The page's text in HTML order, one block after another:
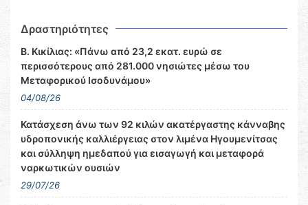
Δραστηριότητες
Β. Κικίλιας: «Πάνω από 23,2 εκατ. ευρώ σε
περισσότερους από 281.000 νησιώτες μέσω του
Μεταφορικού Ισοδυνάμου»
04/08/26
Κατάσχεση άνω των 92 κιλών ακατέργαστης κάνναβης
υδροπονικής καλλιέργειας στον λιμένα Ηγουμενίτσας
και σύλληψη ημεδαπού για εισαγωγή και μεταφορά
ναρκωτικών ουσιών
29/07/26